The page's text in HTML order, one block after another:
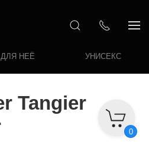
ДЛЯ НЕЁ УНИСЕКС
0
Tangier